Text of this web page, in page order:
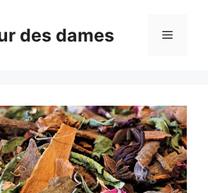
des dames Menu